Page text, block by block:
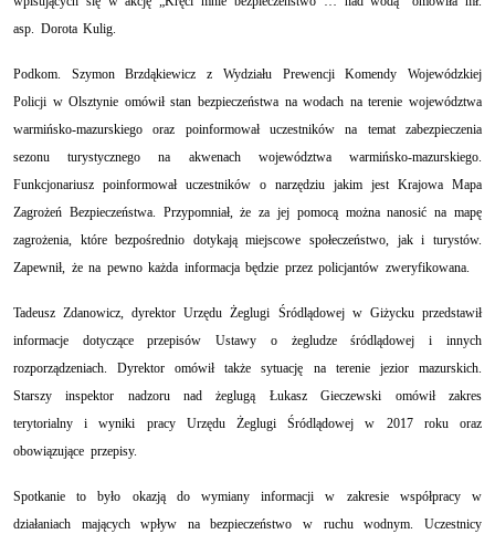
asp. Dorota Kulig.
Podkom. Szymon Brzdąkiewicz z Wydziału Prewencji Komendy Wojewódzkiej
Policji w Olsztynie omówił stan bezpieczeństwa na wodach na terenie województwa
warmińsko-mazurskiego oraz poinformował uczestników na temat zabezpieczenia
sezonu turystycznego na akwenach województwa warmińsko-mazurskiego.
Funkcjonariusz poinformował uczestników o narzędziu jakim jest Krajowa Mapa
Zagrożeń Bezpieczeństwa. Przypomniał, że za jej pomocą można nanosić na mapę
zagrożenia, które bezpośrednio dotykają miejscowe społeczeństwo, jak i turystów.
Zapewnił, że na pewno każda informacja będzie przez policjantów zweryfikowana.
Tadeusz Zdanowicz, dyrektor Urzędu Żeglugi Śródlądowej w Giżycku przedstawił
informacje dotyczące przepisów Ustawy o żegludze śródlądowej i innych
rozporządzeniach. Dyrektor omówił także sytuację na terenie jezior mazurskich.
Starszy inspektor nadzoru nad żeglugą Łukasz Gieczewski omówił zakres
terytorialny i wyniki pracy Urzędu Żeglugi Śródlądowej w 2017 roku oraz
obowiązujące przepisy.
Spotkanie to było okazją do wymiany informacji w zakresie współpracy w
działaniach mających wpływ na bezpieczeństwo w ruchu wodnym. Uczestnicy